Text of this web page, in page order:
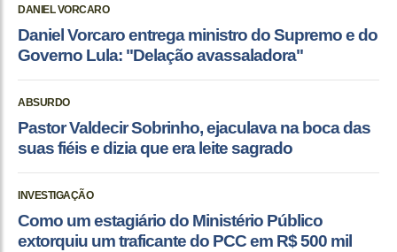
DANIEL VORCARO
Daniel Vorcaro entrega ministro do Supremo e do
Governo Lula: "Delação avassaladora"
ABSURDO
Pastor Valdecir Sobrinho, ejaculava na boca das
suas fiéis e dizia que era leite sagrado
INVESTIGAÇÃO
Como um estagiário do Ministério Público
extorquiu um traficante do PCC em R$ 500 mil